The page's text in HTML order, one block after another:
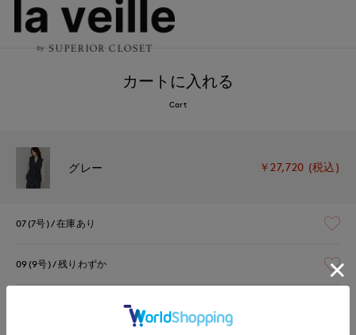
カートに入れる
Cart
グレー ￥27,720 (税込)
07(7号) 在庫あり
09(9号) 残りわずか